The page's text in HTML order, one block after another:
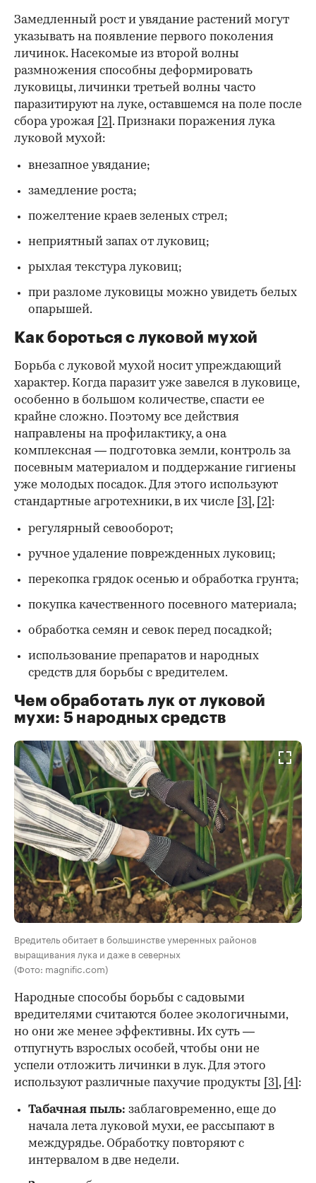
Замедленный рост и увядание растений могут
указывать на появление первого поколения
личинок. Насекомые из второй волны
размножения способны деформировать
луковицы, личинки третьей волны часто
паразитируют на луке, оставшемся на поле после
сбора урожая [2] . Признаки поражения лука
луковой мухой:
внезапное увядание;
замедление роста;
пожелтение краев зеленых стрел;
неприятный запах от луковиц;
рыхлая текстура луковиц;
при разломе луковицы можно увидеть белых
опарышей.
Как бороться с луковой мухой
Борьба с луковой мухой носит упреждающий
характер. Когда паразит уже завелся в луковице,
особенно в большом количестве, спасти ее
крайне сложно. Поэтому все действия
направлены на профилактику, а она
комплексная — подготовка земли, контроль за
посевным материалом и поддержание гигиены
уже молодых посадок. Для этого используют
стандартные агротехники, в их числе
[3] , [2] :
регулярный севооборот;
ручное удаление поврежденных луковиц;
перекопка грядок осенью и обработка грунта;
покупка качественного посевного материала;
обработка семян и севок перед посадкой;
использование препаратов и народных
средств для борьбы с вредителем.
Чем обработать лук от луковой
мухи: 5 народных средств
Вредитель обитает в большинстве умеренных районов
выращивания лука и даже в северных
(Фото: magnific.com)
Народные способы борьбы с садовыми
вредителями считаются более экологичными,
но они же менее эффективны. Их суть —
отпугнуть взрослых особей, чтобы они не
успели отложить личинки в лук. Для этого
используют различные пахучие продукты
[3] , [4] :
Табачная пыль: заблаговременно, еще до
начала лета луковой мухи, ее рассыпают в
междурядье. Обработку повторяют с
интервалом в две недели.